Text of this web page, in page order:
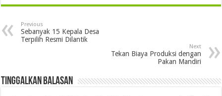
Previous
Sebanyak 15 Kepala Desa
Terpilih Resmi Dilantik
Next
Tekan Biaya Produksi dengan
Pakan Mandiri
Tinggalkan Balasan